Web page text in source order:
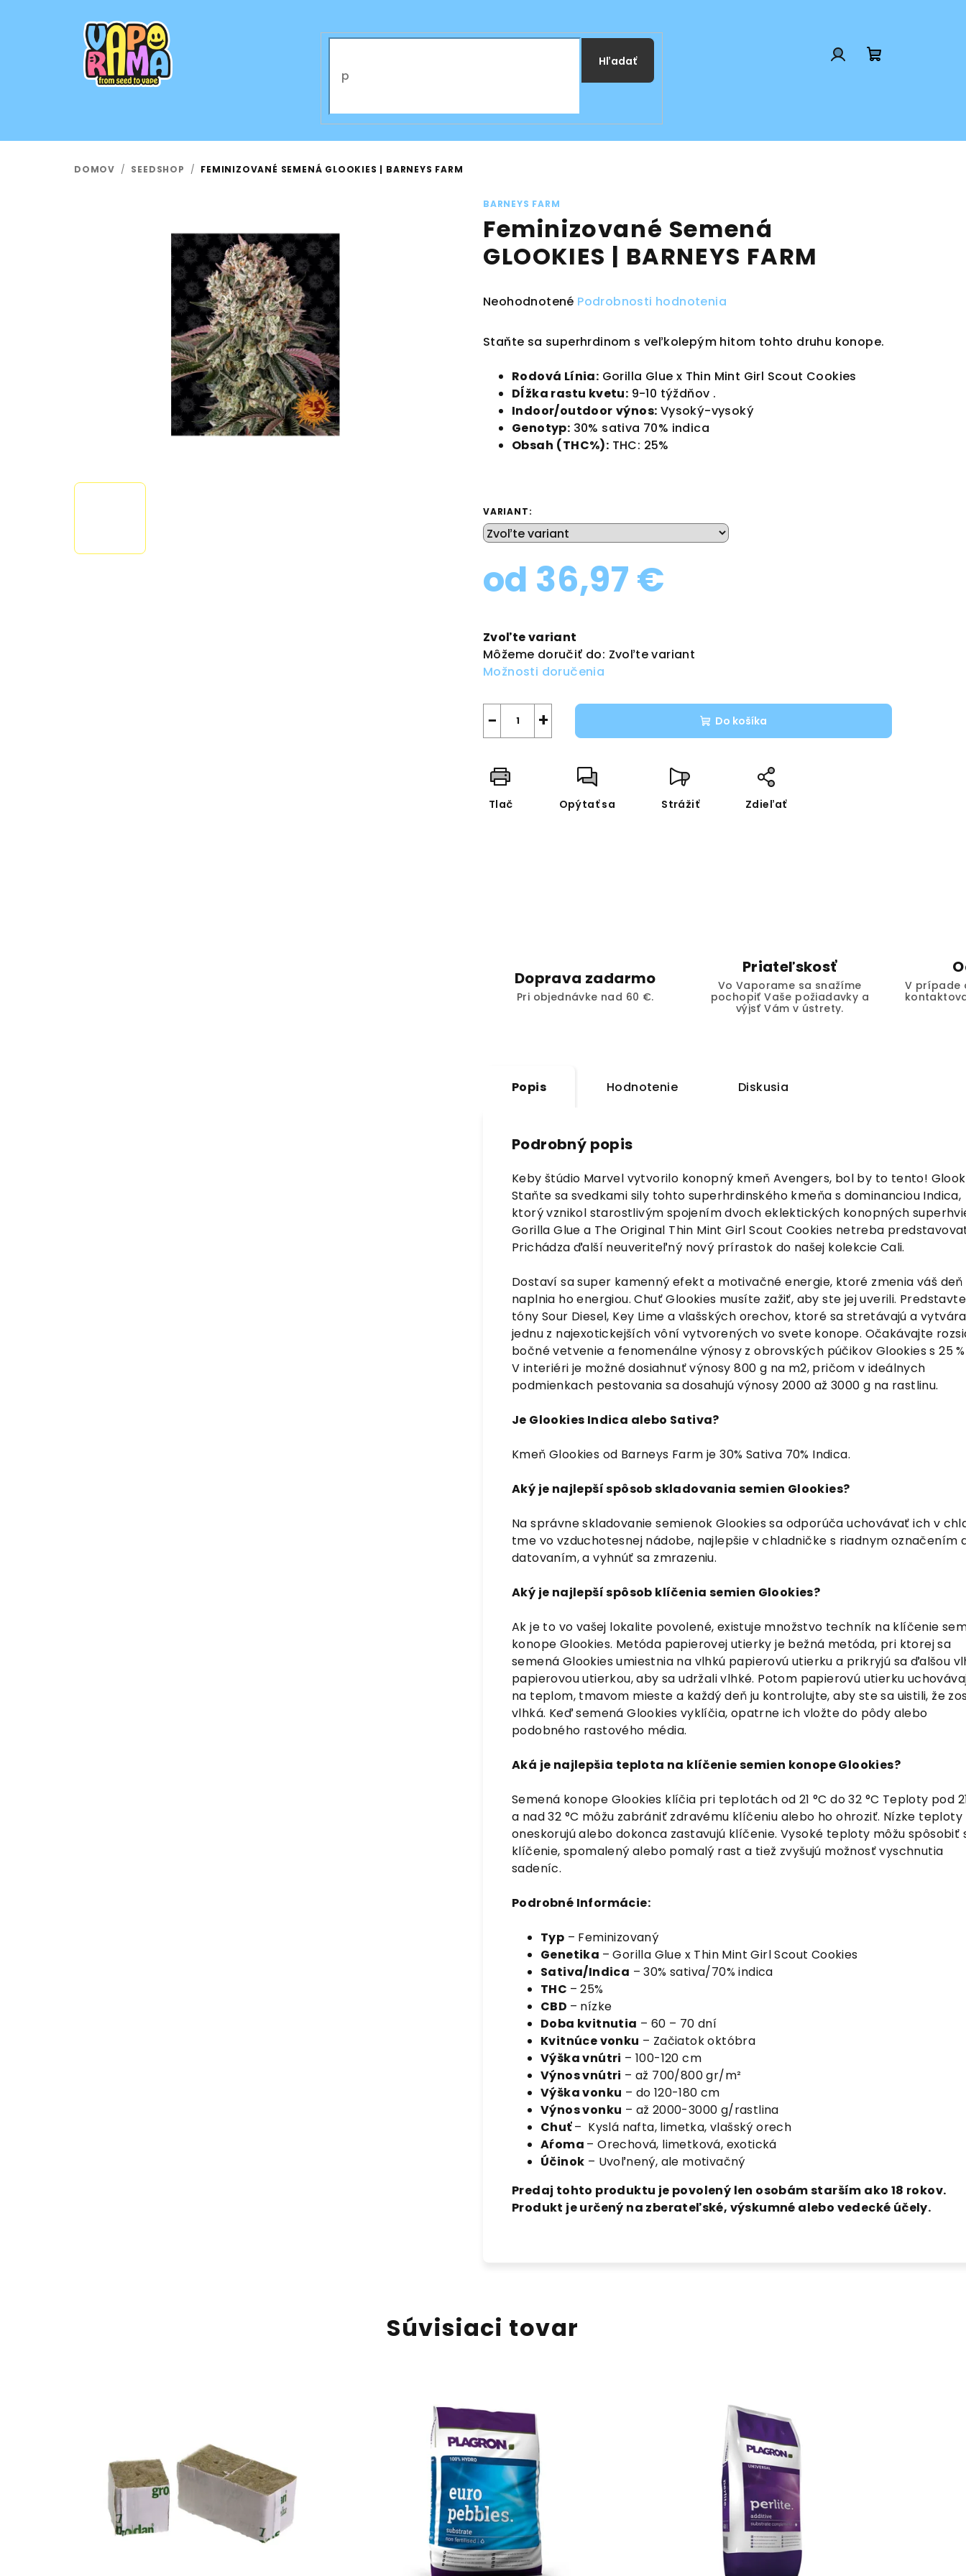
Hľadať
DOMOV / SEEDSHOP / FEMINIZOVANÉ SEMENÁ GLOOKIES | BARNEYS FARM
BARNEYS FARM
Feminizované Semená
GLOOKIES | BARNEYS FARM
Priemerné
produktu
hviezdičiek.
Neohodnotené Podrobnosti hodnotenia
Staňte sa superhrdinom s veľkolepým hitom tohto druhu konope.
Rodová Línia: Gorilla Glue x Thin Mint Girl Scout Cookies
Dĺžka rastu kvetu: 9-10 týždňov .
Indoor/outdoor výnos: Vysoký-vysoký
Genotyp: 30% sativa 70% indica
Obsah (THC%): THC: 25%
VARIANT:
od 36,97 €
cena:
Zvoľte variant
Môžeme doručiť do: Zvoľte variant
Možnosti doručenia
+
− Do košíka
Tlač Opýtať sa Strážiť Zdieľať
Doprava zadarmo
Pri objednávke nad 60 €.
Priateľskosť
Vo Vaporame sa snažíme
pochopiť Vaše požiadavky a
výjsť Vám v ústrety.
V prípade
Popis Hodnotenie Diskusia
Podrobný popis
Keby štúdio Marvel vytvorilo konopný kmeň Avengers, bol by to tento!
Staňte sa svedkami sily tohto superhrdinského kmeňa s dominanciou Indica,
ktorý vznikol starostlivým spojením dvoch eklektických konopných
Gorilla Glue a The Original Thin Mint Girl Scout Cookies netreba
Prichádza ďalší neuveriteľný nový prírastok do našej kolekcie Cali.
Dostaví sa super kamenný efekt a motivačné energie, ktoré zmenia váš deň
naplnia ho energiou. Chuť Glookies musíte zažiť, aby ste jej uverili.
tóny Sour Diesel, Key Lime a vlašských orechov, ktoré sa stretávajú a
jednu z najexotickejších vôní vytvorených vo svete konope. Očakávajte
bočné vetvenie a fenomenálne výnosy z obrovských púčikov Glookies s 25 %
V interiéri je možné dosiahnuť výnosy 800 g na m2, pričom v ideálnych
podmienkach pestovania sa dosahujú výnosy 2000 až 3000 g na rastlinu.
Je Glookies Indica alebo Sativa?
Kmeň Glookies od Barneys Farm je 30% Sativa 70% Indica.
Aký je najlepší spôsob skladovania semien Glookies?
Na správne skladovanie semienok Glookies sa odporúča uchovávať ich v
tme vo vzduchotesnej nádobe, najlepšie v chladničke s riadnym označením
datovaním, a vyhnúť sa zmrazeniu.
Aký je najlepší spôsob klíčenia semien Glookies?
Ak je to vo vašej lokalite povolené, existuje množstvo techník na klíčenie
konope Glookies. Metóda papierovej utierky je bežná metóda, pri ktorej sa
semená Glookies umiestnia na vlhkú papierovú utierku a prikryjú sa ďalšou
papierovou utierkou, aby sa udržali vlhké. Potom papierovú utierku
na teplom, tmavom mieste a každý deň ju kontrolujte, aby ste sa uistili, že
vlhká. Keď semená Glookies vyklíčia, opatrne ich vložte do pôdy alebo
podobného rastového média.
Aká je najlepšia teplota na klíčenie semien konope Glookies?
Semená konope Glookies klíčia pri teplotách od 21 °C do 32 °C Teploty pod
a nad 32 °C môžu zabrániť zdravému klíčeniu alebo ho ohroziť. Nízke teploty
oneskorujú alebo dokonca zastavujú klíčenie. Vysoké teploty môžu spôsobiť
klíčenie, spomalený alebo pomalý rast a tiež zvyšujú možnosť vyschnutia
sadeníc.
Podrobné Informácie:
Typ – Feminizovaný
Genetika – Gorilla Glue x Thin Mint Girl Scout Cookies
Sativa/Indica – 30% sativa/70% indica
THC – 25%
CBD – nízke
Doba kvitnutia – 60 – 70 dní
Kvitnúce vonku – Začiatok októbra
Výška vnútri – 100-120 cm
Výnos vnútri – až 700/800 gr/m²
Výška vonku – do 120-180 cm
Výnos vonku – až 2000-3000 g/rastlina
Chuť– Kyslá nafta, limetka, vlašský orech
Aŕoma – Orechová, limetková, exotická
Účinok – Uvoľnený, ale motivačný
Predaj tohto produktu je povolený len osobám starším ako 18 rokov.
Produkt je určený na zberateľské, výskumné alebo vedecké účely.
Súvisiaci tovar